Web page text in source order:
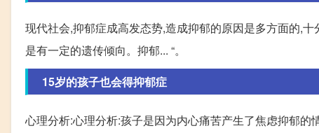
现代社会,抑郁症成高发态势,造成抑郁的原因是多方面的,
是有一定的遗传倾向。抑郁... “。
15岁的孩子也会得抑郁症
心理分析:心理分析:孩子是因为内心痛苦产生了焦虑抑郁的